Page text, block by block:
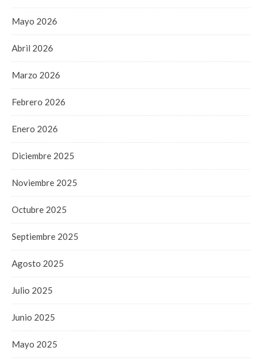
Mayo 2026
Abril 2026
Marzo 2026
Febrero 2026
Enero 2026
Diciembre 2025
Noviembre 2025
Octubre 2025
Septiembre 2025
Agosto 2025
Julio 2025
Junio 2025
Mayo 2025